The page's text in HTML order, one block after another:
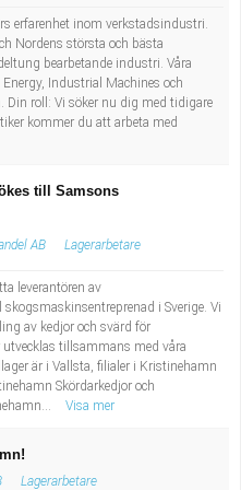
erfarenhet inom verkstadsindustri.
Nordens största och bästa
bearbetande industri. Våra
Industrial Machines och
Din roll: Vi söker nu dig med tidigare
kommer du att arbeta med
till Samsons
AB Lagerarbetare
leverantören av
i Sverige. Vi
av kedjor och svärd för
tillsammans med våra
är i Vallsta, filialer i Kristinehamn
Skördarkedjor och
Visa mer
Lagerarbetare